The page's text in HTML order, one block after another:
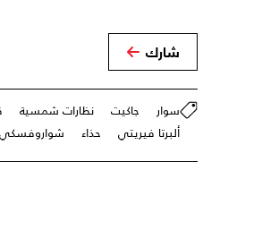
شارك
سوار جاكيت نظارات شمسية
ألبرتا فيريتي
حذاء شواروفسكي